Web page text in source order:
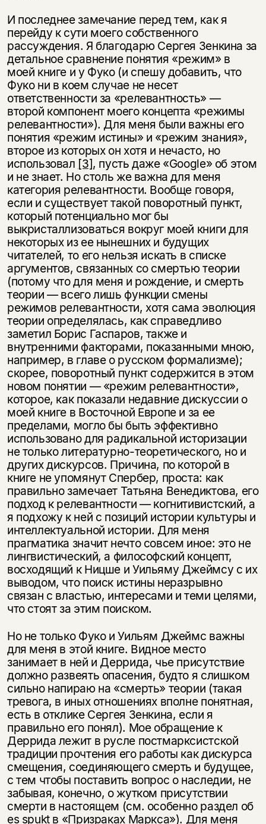
И последнее замечание перед тем, как я
перейду к сути моего собственного
рассуждения. Я благодарю Сергея Зенкина за
детальное сравнение понятия «режим» в
моей книге и у Фуко (и спешу добавить, что
Фуко ни в коем случае не несет
ответственности за «релевантность» —
второй компонент моего концепта «режимы
релевантности»). Для меня были важны его
понятия «режим истины» и «режим знания»,
второе из которых он хотя и нечасто, но
использовал [3], пусть даже «Google» об этом
и не знает. Но столь же важна для меня
категория релевантности. Вообще говоря,
если и существует такой поворотный пункт,
который потенциально мог бы
выкристаллизоваться вокруг моей книги для
некоторых из ее нынешних и будущих
читателей, то его нельзя искать в списке
аргументов, связанных со смертью теории
(потому что для меня и рождение, и смерть
теории — всего лишь функции смены
режимов релевантности, хотя сама эволюция
теории определялась, как справедливо
заметил Борис Гаспаров, также и
внутренними факторами, показанными мною,
например, в главе о русском формализме);
скорее, поворотный пункт содержится в этом
новом понятии — «режим релевантности»,
которое, как показали недавние дискуссии о
моей книге в Восточной Европе и за ее
пределами, могло бы быть эффективно
использовано для радикальной историзации
не только литературно-теоретического, но и
других дискурсов. Причина, по которой в
книге не упомянут Спербер, проста: как
правильно замечает Татьяна Венедиктова, его
подход к релевантности — когнитивистский, а
я подхожу к ней с позиций истории культуры и
интеллектуальной истории. Для меня
прагматика значит нечто совсем иное: это не
лингвистический, а философский концепт,
восходящий к Ницше и Уильяму Джеймсу с их
выводом, что поиск истины неразрывно
связан с властью, интересами и теми целями,
что стоят за этим поиском.
Но не только Фуко и Уильям Джеймс важны
для меня в этой книге. Видное место
занимает в ней и Деррида, чье присутствие
должно развеять опасения, будто я слишком
сильно напираю на «смерть» теории (такая
тревога, в иных отношениях вполне понятная,
есть в отклике Сергея Зенкина, если я
правильно его понял). Мое обращение к
Деррида лежит в русле постмарксистской
традиции прочтения его работы как дискурса
смещения, соединяющего смерть и будущее,
с тем чтобы поставить вопрос о наследии, не
забывая, конечно, о жутком присутствии
смерти в настоящем (см. особенно раздел об
es spukt в «Призраках Маркса»). Для меня
Подписка на рассылку
Раз в неделю мы отправляем рассылку
о книгах и событиях «НЛО».
За подписку дарим промокод на
скидку 15%
Я соглашаюсь сПолитикой конфиденциальности
подписаться
Этой книги временно
нет в продаже.
Вы можете подписаться на
уведомления, и при поступлении книги
на склад получить письмо на указанный
электронный адрес.
Я соглашаюсь сПолитикой конфиденциальности
подписаться
Эта книга
не предназначена для
несовершеннолетних
Скажите, пожалуйста,
вам уже исполнилось 18 лет?
да
нет, вернуться назад